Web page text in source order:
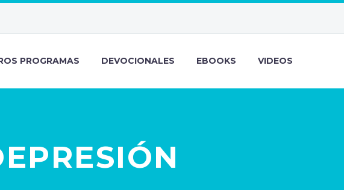
PROGRAMAS DEVOCIONALES EBOOKS VIDEOS